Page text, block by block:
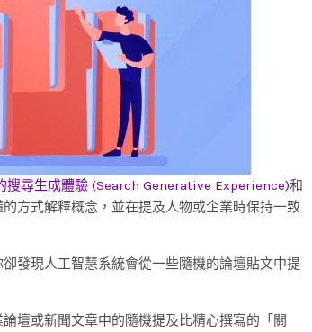
搜尋生成體驗 (Search Generative Experience)和
方式解釋概念，並在提及人物或企業時保持一致
發現人工智慧系統會從一些隨機的論壇貼文中提
壇或新聞文章中的隨機提及比精心撰寫的「關